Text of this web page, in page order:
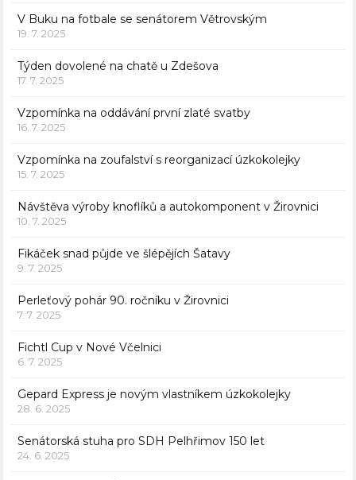
V Buku na fotbale se senátorem Větrovským
19. 7. 2025
Týden dovolené na chatě u Zdešova
17. 7. 2025
Vzpomínka na oddávání první zlaté svatby
16. 7. 2025
Vzpomínka na zoufalství s reorganizací úzkokolejky
15. 7. 2025
Návštěva výroby knoflíků a autokomponent v Žirovnici
10. 7. 2025
Fikáček snad půjde ve šlépějích Šatavy
9. 7. 2025
Perleťový pohár 90. ročníku v Žirovnici
7. 7. 2025
Fichtl Cup v Nové Včelnici
6. 7. 2025
Gepard Express je novým vlastníkem úzkokolejky
28. 6. 2025
Senátorská stuha pro SDH Pelhřimov 150 let
24. 6. 2025